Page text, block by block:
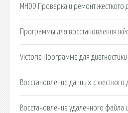
MHDD Проверка и ремонт жесткого
Программы для восстановления
Victoria Программа для диагностики
Восстановление данных с
Восстановление удаленного файла